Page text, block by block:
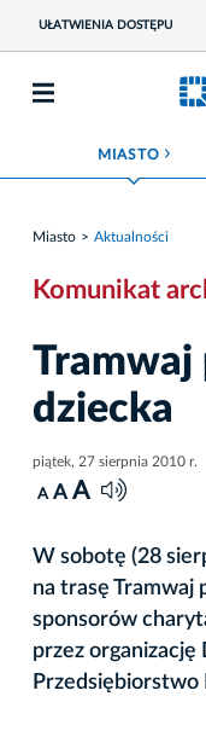
UŁATWIENIA DOSTĘPU
MIASTO ROZWIŃ MENU
Miasto Aktualności
Komunikat
Tramwaj
dziecka
piątek, 27 sierpnia 2010 r.
A A A
W sobotę (28
na trasę Tramwaj
sponsorów
przez
Przedsiębiorstwo